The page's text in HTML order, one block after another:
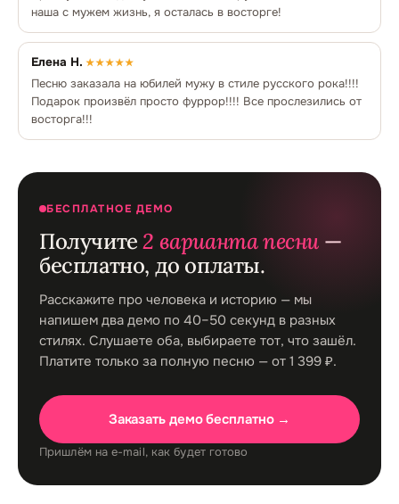
наша с мужем жизнь, я осталась в восторге!
Елена Н. ★★★★★
Песню заказала на юбилей мужу в стиле русского рока!!!!
Подарок произвёл просто фуррор!!!! Все прослезились от
восторга!!!
БЕСПЛАТНОЕ ДЕМО
Получите2 варианта песни —
бесплатно, до оплаты.
Расскажите про человека и историю — мы
напишем два демо по 40–50 секунд в разных
стилях. Слушаете оба, выбираете тот, что зашёл.
Платите только за полную песню — от 1 399 ₽.
Заказать демо бесплатно →
Пришлём на e-mail, как будет готово